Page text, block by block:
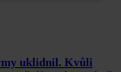
uklidnil. Kvůli